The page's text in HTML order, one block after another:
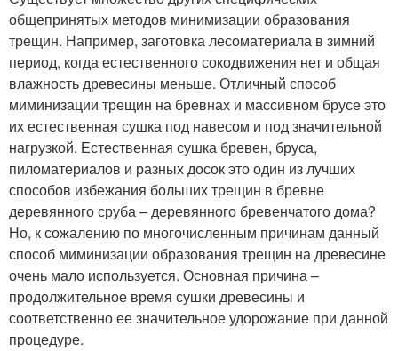
общепринятых методов минимизации образования
трещин. Например, заготовка лесоматериала в зимний
период, когда естественного сокодвижения нет и общая
влажность древесины меньше. Отличный способ
миминизации трещин на бревнах и массивном брусе это
их естественная сушка под навесом и под значительной
нагрузкой. Естественная сушка бревен, бруса,
пиломатериалов и разных досок это один из лучших
способов избежания больших трещин в бревне
деревянного сруба – деревянного бревенчатого дома?
Но, к сожалению по многочисленным причинам данный
способ миминизации образования трещин на древесине
очень мало используется. Основная причина –
продолжительное время сушки древесины и
соответственно ее значительное удорожание при данной
процедуре.